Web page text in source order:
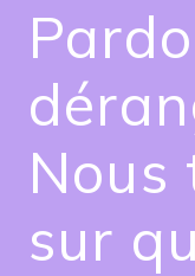
Nous
sur